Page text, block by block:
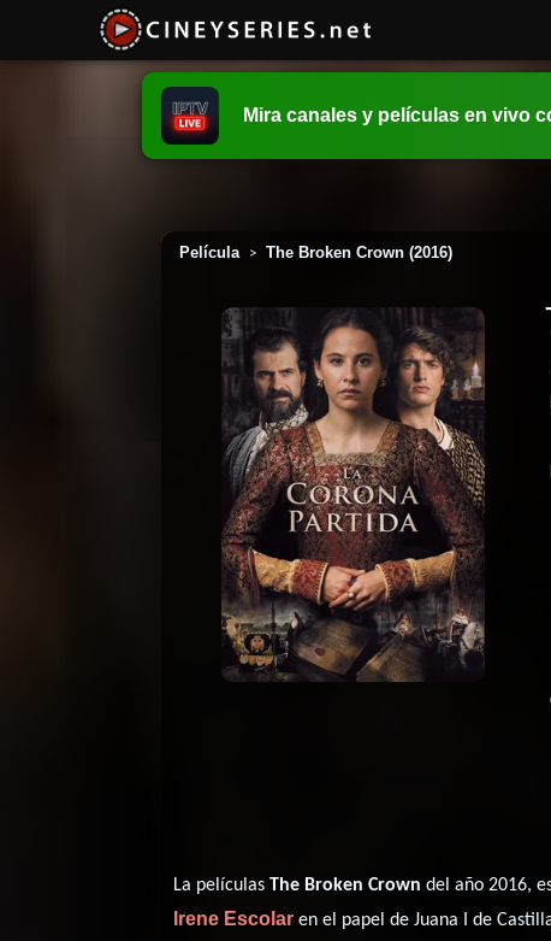
Mira canales y películas en vivo
Película > The Broken Crown (2016)
La películasThe Broken Crown del año 2016,
Irene Escolar en el papel de Juana I de